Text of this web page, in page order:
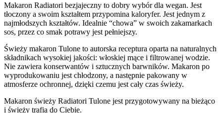
Makaron Radiatori bezjajeczny to dobry wybór dla wegan. Jest
tłoczony a swoim kształtem przypomina kaloryfer. Jest jednym z
najmłodszych kształtów. Idealnie “chowa” w swoich zakamarkach
sos, przez co smak potrawy jest pełniejszy.
Świeży makaron Tulone to autorska receptura oparta na naturalnych
składnikach wysokiej jakości: włoskiej mące i filtrowanej wodzie.
Nie zawiera konserwantów i sztucznych barwników. Makaron po
wyprodukowaniu jest chłodzony, a następnie pakowany w
atmosferze ochronnej, dzięki czemu jest cały czas świeży.
Makaron świeży Radiatori Tulone jest przygotowywany na bieżąco
i świeży trafia do Ciebie.